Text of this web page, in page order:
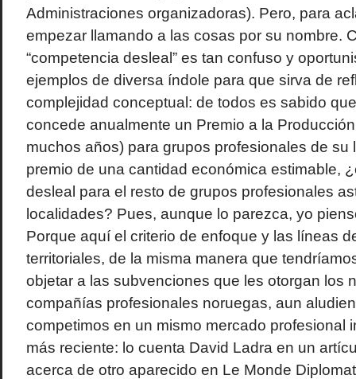
Administraciones organizadoras). Pero, para
empezar llamando a las cosas por su nombre.
“competencia desleal” es tan confuso y
ejemplos de diversa índole para que sirva de
complejidad conceptual: de todos es sabido
concede anualmente un Premio a la
muchos años) para grupos profesionales de su
premio de una cantidad económica estimable,
desleal para el resto de grupos profesionales
localidades? Pues, aunque lo parezca, yo
Porque aquí el criterio de enfoque y las líneas
territoriales, de la misma manera que
objetar a las subvenciones que les otorgan los
compañías profesionales noruegas, aun
competimos en un mismo mercado profesional
más reciente: lo cuenta David Ladra en un
acerca de otro aparecido en Le Monde